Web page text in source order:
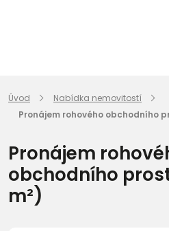
Úvod
Nabídka nemovitostí
Pronájem rohového obchodního
Pronájem
obchodního
m²)